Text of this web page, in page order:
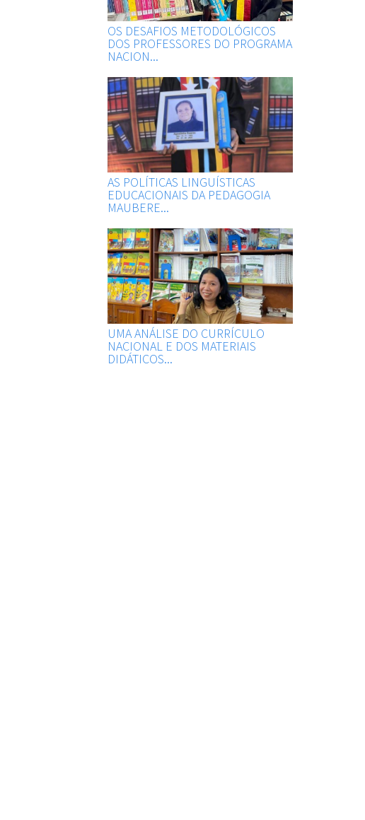
OS DESAFIOS METODOLÓGICOS
DOS PROFESSORES DO PROGRAMA
NACION...
AS POLÍTICAS LINGUÍSTICAS
EDUCACIONAIS DA PEDAGOGIA
MAUBERE...
UMA ANÁLISE DO CURRÍCULO
NACIONAL E DOS MATERIAIS
DIDÁTICOS...